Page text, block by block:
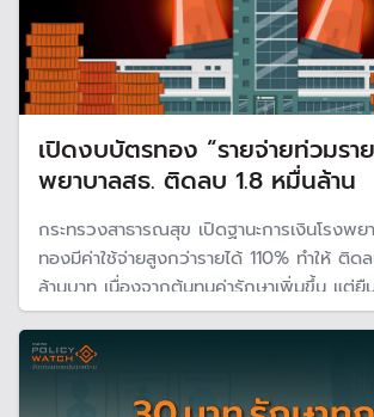
เปิดงบบัตรทอง “รายจ่ายท่วมรา
พยาบาลสธ. ติดลบ 1.8 หมื่นล้าน
กระทรวงสาธารณสุข เปิดฐานะการเงินโรงพ
ทองมีค่าใช้จ่ายสูงกว่ารายได้ 110% ทำให้ ติ
ล้านบาท เนื่องจากต้นทุนค่ารักษาเพิ่มขึ้น แต่ยื
พยาบาลโดยรวมยังไม่ขาดทุน เพราะมีรายได้จ
กองทุนสวัสดิการข้าราชการ และกองทุนอื่น ๆ